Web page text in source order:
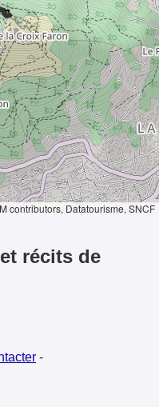
61°
Ensoleillement
-
contributors, Datatourisme, SNCF
récits de
-